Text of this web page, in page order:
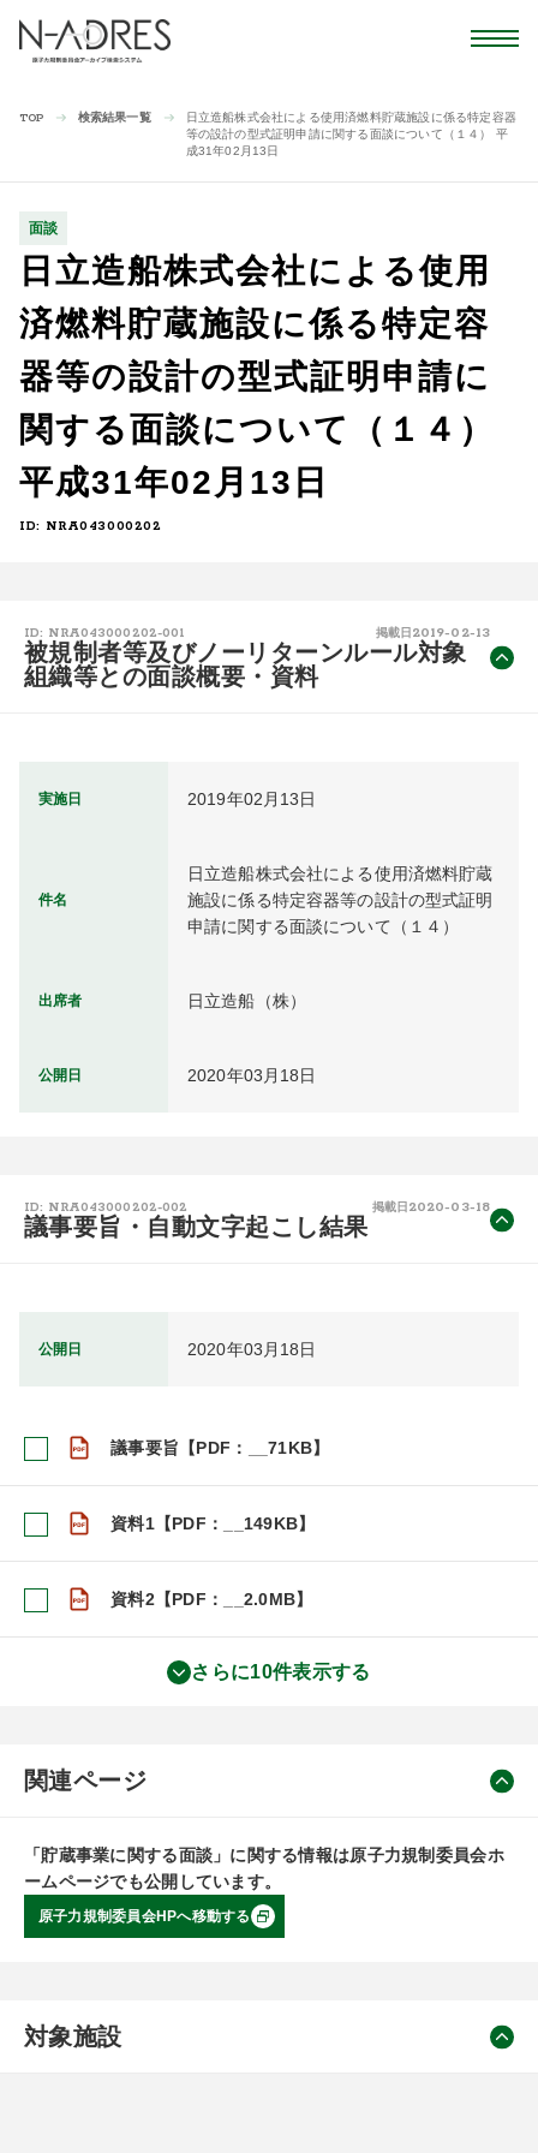
TOP 検索結果一覧
日立造船株式会社による使用済燃料貯蔵施設に係る特定容器
等の設計の型式証明申請に関する面談について（１４） 平
成31年02月13日
面談
日立造船株式会社による使用
済燃料貯蔵施設に係る特定容
器等の設計の型式証明申請に
関する面談について（１４）
平成31年02月13日
ID: NRA043000202
ID: NRA043000202-001 掲載日 2019-02-13
被規制者等及びノーリターンルール対象
組織等との面談概要・資料
実施日 2019年02月13日
件名
日立造船株式会社による使用済燃料貯蔵
施設に係る特定容器等の設計の型式証明
申請に関する面談について（１４）
出席者 日立造船（株）
公開日 2020年03月18日
ID: NRA043000202-002 掲載日 2020-03-18
議事要旨・自動文字起こし結果
公開日 2020年03月18日
議事要旨【PDF：__71KB】
資料1【PDF：__149KB】
資料2【PDF：__2.0MB】
さらに10件表示する
関連ページ
「貯蔵事業に関する面談」に関する情報は原子力規制委員会ホ
ームページでも公開しています。
原子力規制委員会HPへ移動する
対象施設